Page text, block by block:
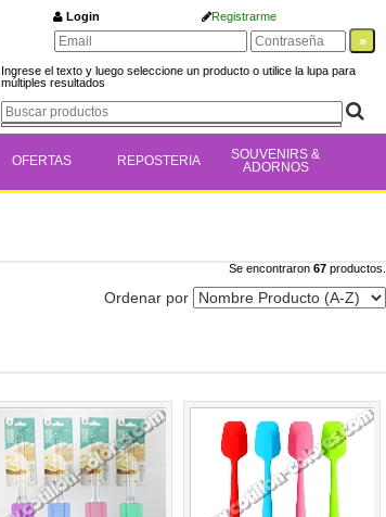
OFERTAS REPOSTERIA
SOUVENIRS &
ADORNOS
Ingrese el texto y luego seleccione un producto o utilice la lupa para
múltiples resultados
Login Registrarme
Se encontraron 67 productos.
Ordenar por